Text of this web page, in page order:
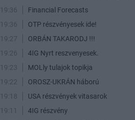
19:36
Financial Forecasts
19:36
OTP részvényesek ide!
19:27
ORBÁN TAKARODJ !!!
19:26
4IG Nyrt reszvenyesek.
19:23
MOLly tulajok topikja
19:22
OROSZ-UKRÁN háború
19:18
USA részvények vitasarok
19:11
4IG részvény